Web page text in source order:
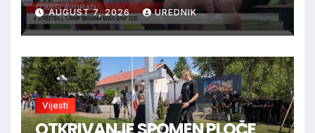
AUGUST 7, 2026 UREDNIK
Vijesti